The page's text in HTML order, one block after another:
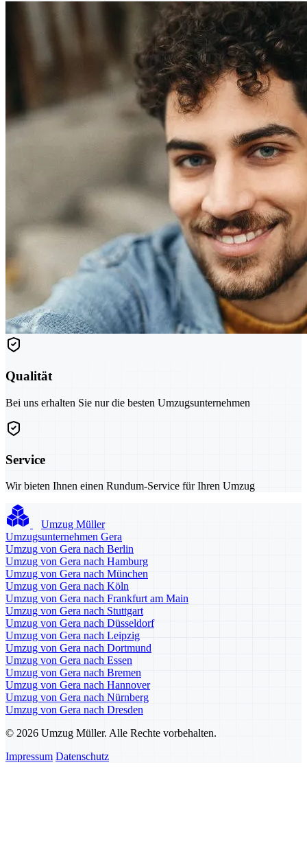
Qualität
Bei uns erhalten Sie nur die besten Umzugsunternehmen
Service
Wir bieten Ihnen einen Rundum-Service für Ihren Umzug
Umzug Müller
Umzugsunternehmen Gera
Umzug von Gera nach Berlin
Umzug von Gera nach Hamburg
Umzug von Gera nach München
Umzug von Gera nach Köln
Umzug von Gera nach Frankfurt am Main
Umzug von Gera nach Stuttgart
Umzug von Gera nach Düsseldorf
Umzug von Gera nach Leipzig
Umzug von Gera nach Dortmund
Umzug von Gera nach Essen
Umzug von Gera nach Bremen
Umzug von Gera nach Hannover
Umzug von Gera nach Nürnberg
Umzug von Gera nach Dresden
© 2026 Umzug Müller. Alle Rechte vorbehalten.
Impressum Datenschutz